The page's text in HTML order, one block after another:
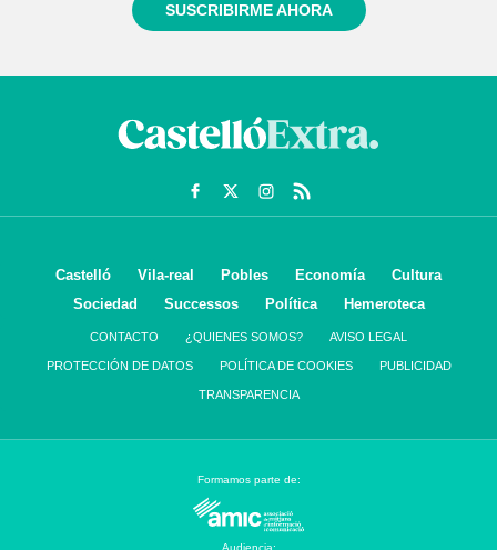
SUSCRIBIRME AHORA
Castelló Vila-real Pobles Economía
Cultura
Sociedad
Successos Política Hemeroteca
CONTACTO ¿QUIENES SOMOS? AVISO LEGAL
PROTECCIÓN DE DATOS POLÍTICA DE COOKIES PUBLICIDAD
TRANSPARENCIA
Formamos parte de:
Audiencia: